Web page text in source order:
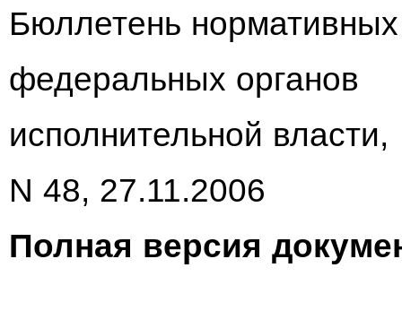
Бюллетень нормативных
федеральных органов
исполнительной власти,
N 48, 27.11.2006
Полная версия